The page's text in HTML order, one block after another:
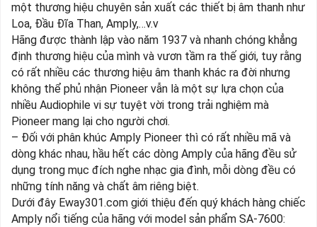
một thương hiệu chuyên sản xuất các thiết bị âm thanh như
Loa, Đầu Đĩa Than, Amply,…v.v
Hãng được thành lập vào năm 1937 và nhanh chóng khẳng
định thương hiệu của mình và vươn tầm ra thế giới, tuy rằng
có rất nhiều các thương hiệu âm thanh khác ra đời nhưng
không thể phủ nhận Pioneer vẫn là một sự lựa chọn của
nhiều Audiophile vi sự tuyệt vời trong trải nghiệm mà
Pioneer mang lại cho người chơi.
– Đối với phân khúc Amply Pioneer thì có rất nhiều mã và
dòng khác nhau, hầu hết các dòng Amply của hãng đều sử
dụng trong mục đích nghe nhạc gia đình, mỗi dòng đều có
những tính năng và chất âm riêng biệt.
Dưới đây Eway301.com giới thiệu đến quý khách hàng chiếc
Amply nổi tiếng của hãng với model sản phẩm SA-7600: